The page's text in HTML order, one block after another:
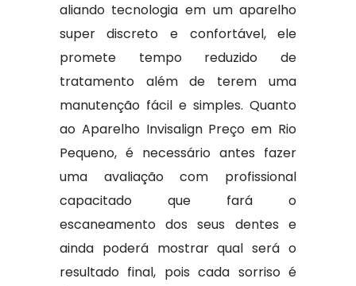
aliando tecnologia em um aparelho
super discreto e confortável, ele
promete tempo reduzido de
tratamento além de terem uma
manutenção fácil e simples. Quanto
ao Aparelho Invisalign Preço em Rio
Pequeno, é necessário antes fazer
uma avaliação com profissional
capacitado que fará o
escaneamento dos seus dentes e
ainda poderá mostrar qual será o
resultado final, pois cada sorriso é